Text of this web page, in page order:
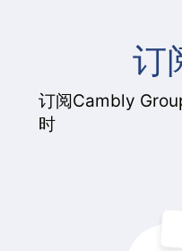
订
订阅Cambly
时